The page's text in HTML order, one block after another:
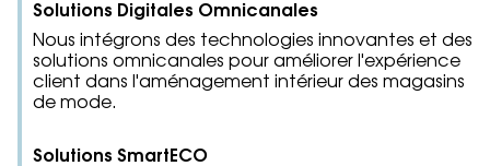
Solutions Digitales Omnicanales
Nous intégrons des technologies innovantes et des
solutions omnicanales pour améliorer l'expérience
client dans l'aménagement intérieur des magasins
de mode.
Solutions SmartECO